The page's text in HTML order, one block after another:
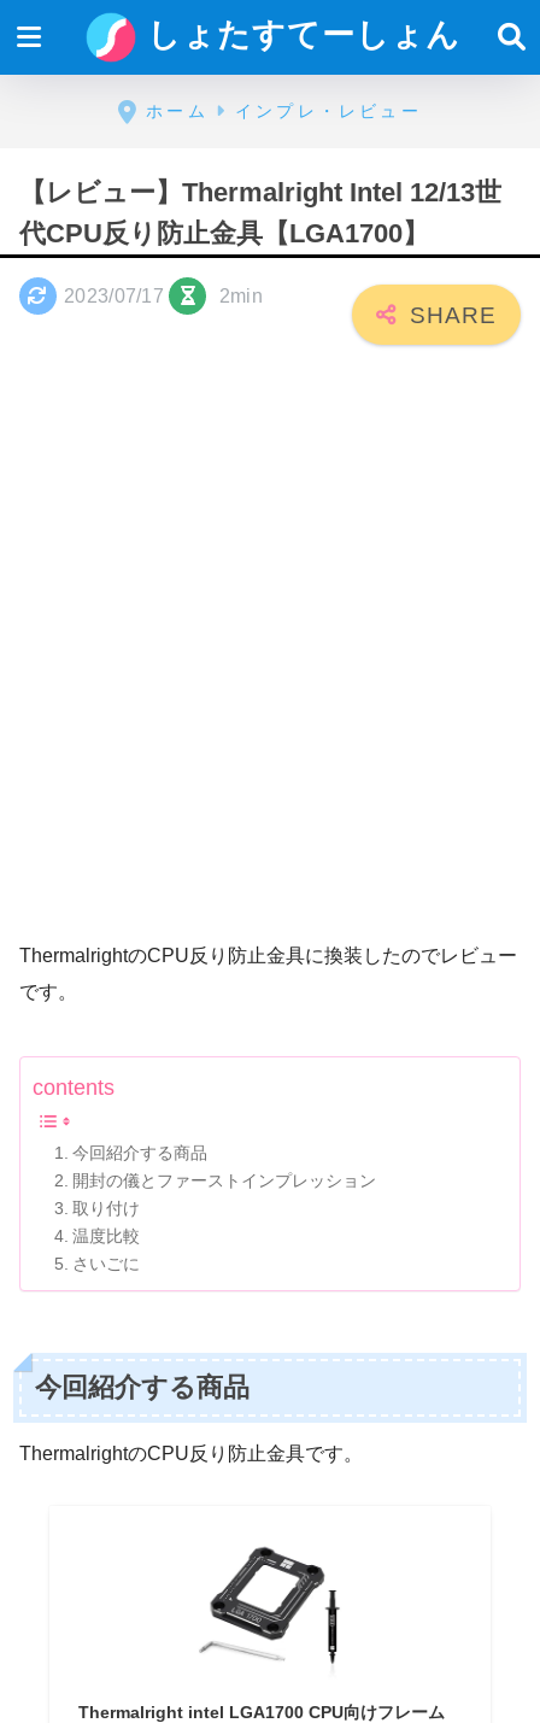
しょたすてーしょん
ホーム インプレ・レビュー
【レビュー】Thermalright Intel 12/13世
代CPU反り防止金具【LGA1700】
2023/07/17 2min
ThermalrightのCPU反り防止金具に換装したのでレビュー
です。
contents
今回紹介する商品
開封の儀とファーストインプレッション
取り付け
温度比較
さいごに
今回紹介する商品
ThermalrightのCPU反り防止金具です。
Thermalright intel LGA1700 CPU向けフレーム